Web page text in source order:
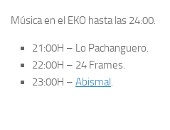
Música en el EKO hasta las 24:00.
21:00H – Lo Pachanguero.
22:00H – 24 Frames.
23:00H – Abismal.